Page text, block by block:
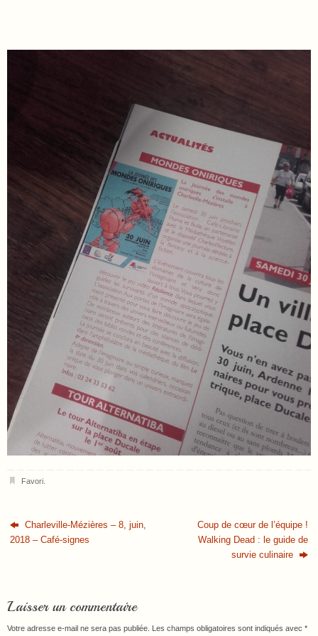
Favori.
Charleville-Mézières – 8, juin,
2018 – Café-signes
Coup de cœur de l’équipe !
Walking Dead : le guide de
survie culinaire
Laisser un commentaire
Votre adresse e-mail ne sera pas publiée. Les champs obligatoires sont indiqués avec *